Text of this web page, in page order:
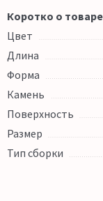
Коротко о товаре
Цвет
Длина
Форма
Камень
Поверхность
Размер
Тип сборки